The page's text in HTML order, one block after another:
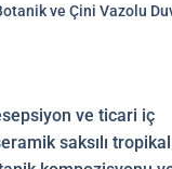
siparişler 3 m² üzerinden
ve Çini Vazolu